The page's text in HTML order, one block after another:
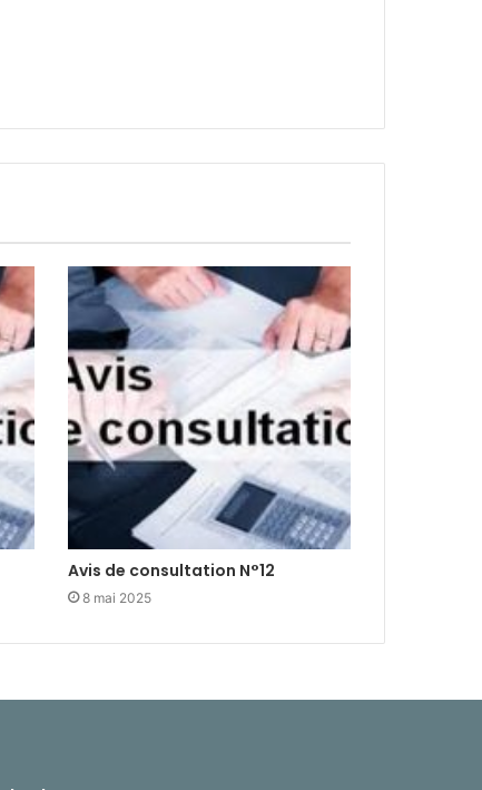
Avis de consultation N°12
8 mai 2025